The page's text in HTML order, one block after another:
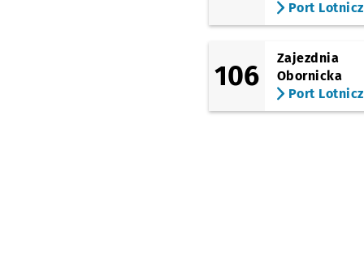
Port
106
Zajezdnia
Obornicka
Port